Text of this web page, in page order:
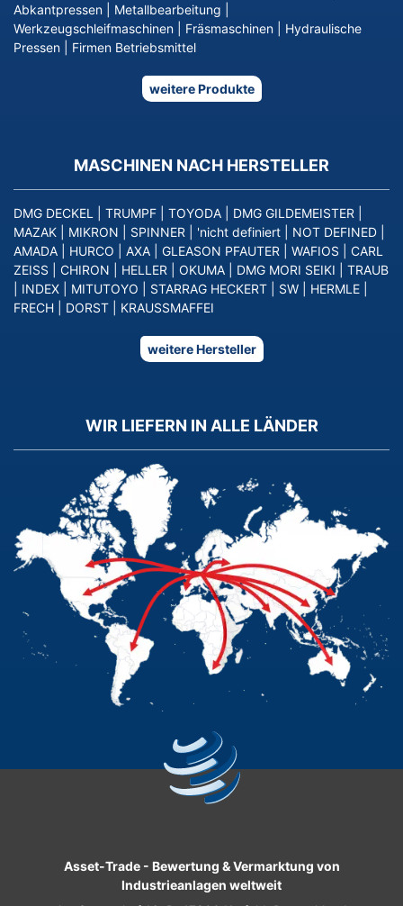
Abkantpressen
Metallbearbeitung
Werkzeugschleifmaschinen
Fräsmaschinen
Hydraulische
Pressen
Firmen Betriebsmittel
weitere Produkte
MASCHINEN NACH HERSTELLER
DMG DECKEL TRUMPF TOYODA DMG GILDEMEISTER
MAZAK
MIKRON SPINNER 'nicht definiert NOT DEFINED
AMADA
HURCO AXA GLEASON PFAUTER WAFIOS
CARL
ZEISS
CHIRON HELLER OKUMA DMG MORI SEIKI
TRAUB
INDEX MITUTOYO STARRAG HECKERT SW HERMLE
FRECH
DORST KRAUSSMAFFEI
weitere Hersteller
WIR LIEFERN IN ALLE LÄNDER
Asset-Trade - Bewertung & Vermarktung von
Industrieanlagen weltweit